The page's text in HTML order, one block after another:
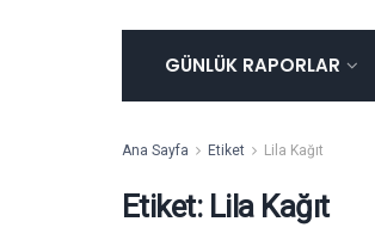
GÜNLÜK RAPORLAR
Ana Sayfa Etiket Lila Kağıt
Etiket: Lila Kağıt